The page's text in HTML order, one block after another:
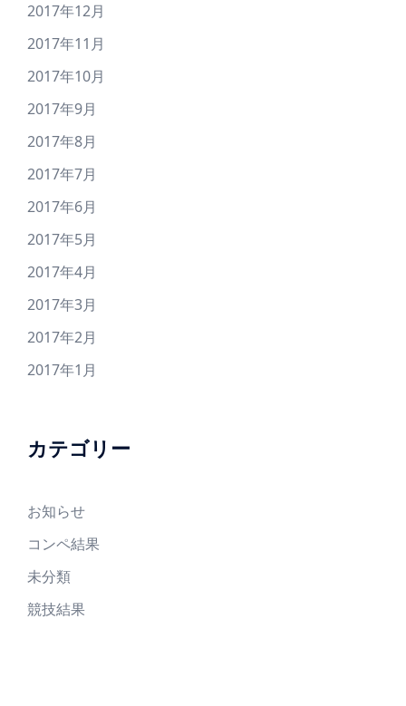
2017年12月
2017年11月
2017年10月
2017年9月
2017年8月
2017年7月
2017年6月
2017年5月
2017年4月
2017年3月
2017年2月
2017年1月
カテゴリー
お知らせ
コンペ結果
未分類
競技結果